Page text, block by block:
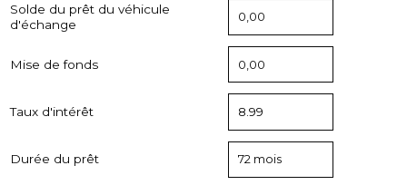
Solde du prêt du véhicule
d'échange
Mise de fonds
Taux d'intérêt
Durée du prêt